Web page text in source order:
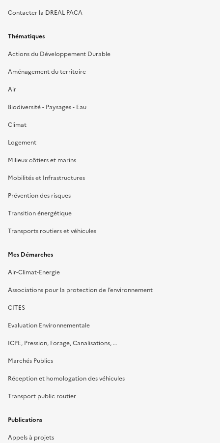
Contacter la DREAL PACA
Thématiques
Actions du Développement Durable
Aménagement du territoire
Air
Biodiversité - Paysages - Eau
Climat
Logement
Milieux côtiers et marins
Mobilités et Infrastructures
Prévention des risques
Transition énergétique
Transports routiers et véhicules
Mes Démarches
Air-Climat-Energie
Associations pour la protection de l’environnement
CITES
Evaluation Environnementale
ICPE, Pression, Forage, Canalisations, …
Marchés Publics
Réception et homologation des véhicules
Transport public routier
Publications
Appels à projets